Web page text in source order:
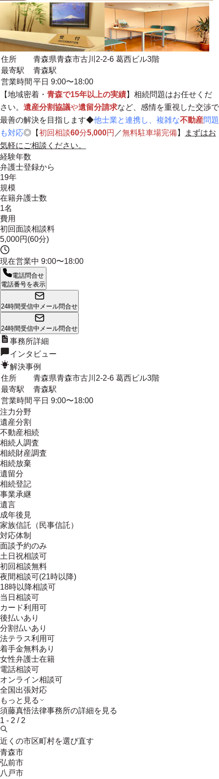
住所
青森県青森市古川2-2-6 葛西ビル3階
最寄駅
青森駅
営業時間 平日 9:00〜18:00
【地域密着 ・ 青森で15年以上の実績】相続問題はお任せくだ
さい。 遺産分割協議や遺留分請求など、感情を重視した交渉で
最善の解決を目指します◆他士業と連携し、複雑な不動産問題
も対応◎【初回相談60分5,000円 ／無料駐車場完備】
まずはお
気軽にご相談ください。
経験年数
弁護士登録から
19年
規模
在籍弁護士数
1名
費用
初回面談相談料
5,000円(60分)
現在営業中 9:00〜18:00
電話問合せ
電話番号を表示
24時間受信中 メール問合せ
24時間受信中 メール問合せ
事務所詳細
インタビュー
解決事例
住所
青森県青森市古川2-2-6 葛西ビル3階
最寄駅
青森駅
営業時間 平日 9:00〜18:00
注力分野
遺産分割
不動産相続
相続人調査
相続財産調査
相続放棄
遺留分
相続登記
事業承継
遺言
成年後見
家族信託（民事信託）
対応体制
面談予約のみ
土日祝相談可
初回相談無料
夜間相談可(21時以降)
18時以降相談可
当日相談可
カード利用可
後払いあり
分割払いあり
法テラス利用可
着手金無料あり
女性弁護士在籍
電話相談可
オンライン相談可
全国出張対応
もっと見る
須藤真悟法律事務所の詳細を見る
1 - 2 / 2
近くの市区町村を選び直す
青森市
弘前市
八戸市